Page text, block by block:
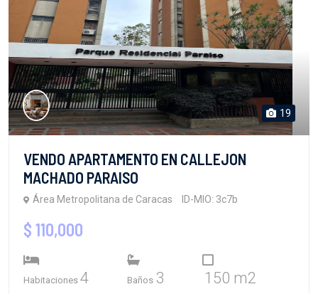
19
VENDO APARTAMENTO EN CALLEJON
MACHADO PARAISO
Área Metropolitana de Caracas ID-MIO: 3c7b
$ 110,000
Habitaciones 4 Baños 3 150 m2